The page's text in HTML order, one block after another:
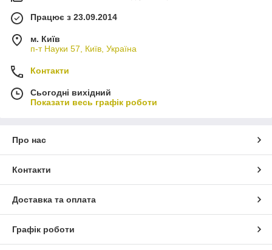
Працює з 23.09.2014
м. Київ
п-т Науки 57, Київ, Україна
Контакти
Сьогодні вихідний
Показати весь графік роботи
Про нас
Контакти
Доставка та оплата
Графік роботи